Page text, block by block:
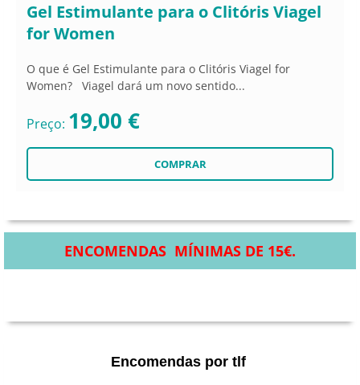
Gel Estimulante para o Clitóris Viagel
for Women
O que é Gel Estimulante para o Clitóris Viagel for
Women? Viagel dará um novo sentido...
Preço: 19,00 €
ENCOMENDAS MÍNIMAS DE 15€.
Encomendas por tlf